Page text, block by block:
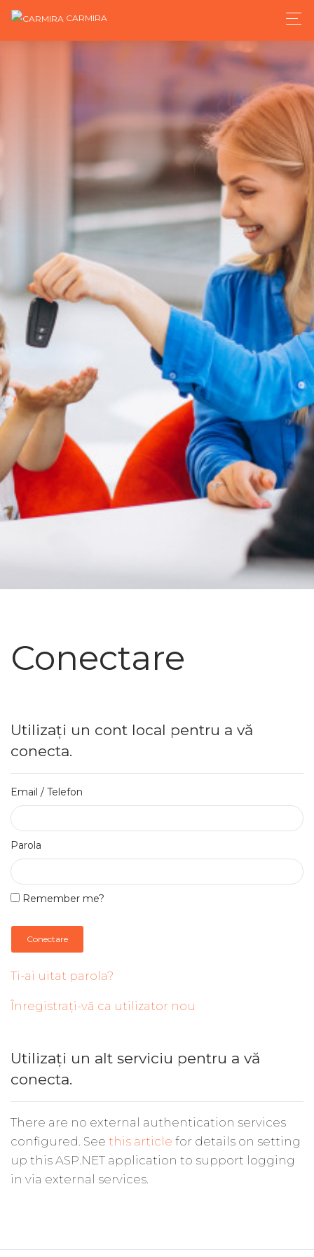
CARMIRA
Conectare
Utilizați un cont local pentru a vă
conecta.
Email / Telefon
Parola
Remember me?
Conectare
Ti-ai uitat parola?
Înregistrați-vă ca utilizator nou
Utilizați un alt serviciu pentru a vă
conecta.
There are no external authentication services
configured. See this article for details on setting
up this ASP.NET application to support logging
in via external services.